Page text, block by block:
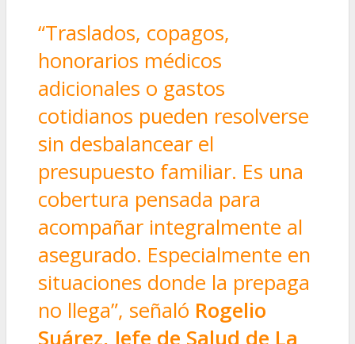
“Traslados, copagos,
honorarios médicos
adicionales o gastos
cotidianos pueden resolverse
sin desbalancear el
presupuesto familiar. Es una
cobertura pensada para
acompañar integralmente al
asegurado. Especialmente en
situaciones donde la prepaga
no llega”, señaló Rogelio
Suárez, Jefe de Salud de La